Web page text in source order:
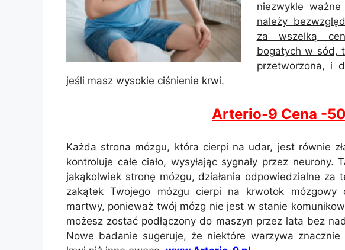
niezwykle
należy
za wszelką
bogatych w sód,
przetworzona, i
jeśli masz wysokie ciśnienie krwi.
Arterio-9 Cena -
Każda strona mózgu, która cierpi na udar, jest równie
kontroluje całe ciało, wysyłając sygnały przez
jakąkolwiek stronę mózgu, działania odpowiedzialne
zakątek Twojego mózgu cierpi na krwotok
martwy, ponieważ twój mózg nie jest w stanie
możesz zostać podłączony do maszyn przez lata bez
Nowe badanie sugeruje, że niektóre warzywa